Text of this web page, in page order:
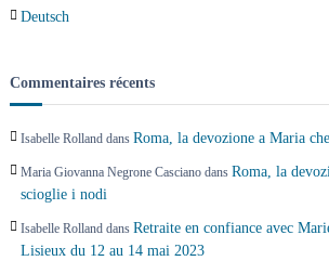
Deutsch
Commentaires récents
Isabelle Rollanddans Roma, la devozione a Maria
Maria Giovanna Negrone Cascianodans Roma, la
scioglie i nodi
Isabelle Rollanddans Retraite en confiance avec
Lisieux du 12 au 14 mai 2023